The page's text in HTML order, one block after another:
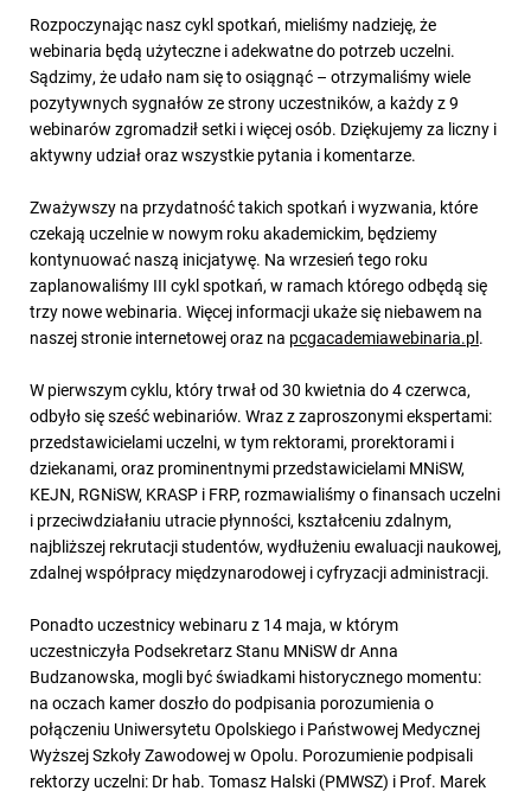
Rozpoczynając nasz cykl spotkań, mieliśmy nadzieję, że
webinaria będą użyteczne i adekwatne do potrzeb uczelni.
Sądzimy, że udało nam się to osiągnąć – otrzymaliśmy wiele
pozytywnych sygnałów ze strony uczestników, a każdy z 9
webinarów zgromadził setki i więcej osób. Dziękujemy za liczny i
aktywny udział oraz wszystkie pytania i komentarze.
Zważywszy na przydatność takich spotkań i wyzwania, które
czekają uczelnie w nowym roku akademickim, będziemy
kontynuować naszą inicjatywę. Na wrzesień tego roku
zaplanowaliśmy III cykl spotkań, w ramach którego odbędą się
trzy nowe webinaria. Więcej informacji ukaże się niebawem na
naszej stronie internetowej oraz na pcgacademiawebinaria.pl.
W pierwszym cyklu, który trwał od 30 kwietnia do 4 czerwca,
odbyło się sześć webinariów. Wraz z zaproszonymi ekspertami:
przedstawicielami uczelni, w tym rektorami, prorektorami i
dziekanami, oraz prominentnymi przedstawicielami MNiSW,
KEJN, RGNiSW, KRASP i FRP, rozmawialiśmy o finansach uczelni
i przeciwdziałaniu utracie płynności, kształceniu zdalnym,
najbliższej rekrutacji studentów, wydłużeniu ewaluacji naukowej,
zdalnej współpracy międzynarodowej i cyfryzacji administracji.
Ponadto uczestnicy webinaru z 14 maja, w którym
uczestniczyła Podsekretarz Stanu MNiSW dr Anna
Budzanowska, mogli być świadkami historycznego momentu:
na oczach kamer doszło do podpisania porozumienia o
połączeniu Uniwersytetu Opolskiego i Państwowej Medycznej
Wyższej Szkoły Zawodowej w Opolu. Porozumienie podpisali
rektorzy uczelni: Dr hab. Tomasz Halski (PMWSZ) i Prof. Marek